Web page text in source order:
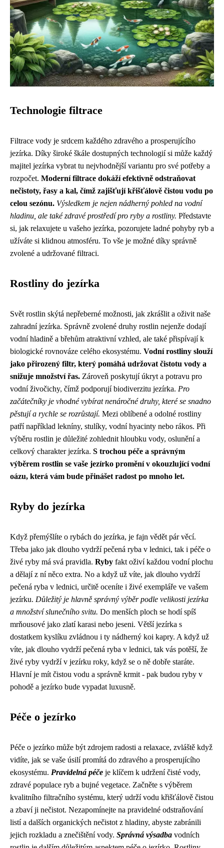
Technologie filtrace
Filtrace vody je srdcem každého zdravého a prosperujícího
jezírka. Díky široké škále dostupných technologií si může každý
majitel jezírka vybrat tu nejvhodnější variantu pro své potřeby a
rozpočet. Moderní filtrace dokáží efektivně odstraňovat
nečistoty, řasy a kal, čímž zajišťují křišťálově čistou vodu po
celou sezónu. Výsledkem je nejen nádherný pohled na vodní
hladinu, ale také zdravé prostředí pro ryby a rostliny. Představte
si, jak relaxujete u vašeho jezírka, pozorujete ladné pohyby ryb a
užíváte si klidnou atmosféru. To vše je možné díky správně
zvolené a udržované filtraci.
Rostliny do jezírka
Svět rostlin skýtá nepřeberné možnosti, jak zkrášlit a oživit naše
zahradní jezírka. Správně zvolené druhy rostlin nejenže dodají
vodní hladině a břehům atraktivní vzhled, ale také přispívají k
biologické rovnováze celého ekosystému. Vodní rostliny slouží
jako přirozený filtr, který pomáhá udržovat čistotu vody a
snižuje množství řas. Zároveň poskytují úkryt a potravu pro
vodní živočichy, čímž podporují biodiverzitu jezírka. Pro
začátečníky je vhodné vybírat nenáročné druhy, které se snadno
pěstují a rychle se rozrůstají. Mezi oblíbené a odolné rostliny
patří například lekníny, stulíky, vodní hyacinty nebo rákos. Při
výběru rostlin je důležité zohlednit hloubku vody, oslunění a
celkový charakter jezírka. S trochou péče a správným
výběrem rostlin se vaše jezírko promění v okouzlující vodní
oázu, která vám bude přinášet radost po mnoho let.
Ryby do jezírka
Když přemýšlíte o rybách do jezírka, je fajn vědět pár věcí.
Třeba jako jak dlouho vydrží pečená ryba v lednici, tak i péče o
živé ryby má svá pravidla. Ryby fakt oživí každou vodní plochu
a dělají z ní něco extra. No a když už víte, jak dlouho vydrží
pečená ryba v lednici, určitě oceníte i živé exempláře ve vašem
jezírku. Důležitý je hlavně správný výběr podle velikosti jezírka
a množství slunečního svitu. Do menších ploch se hodí spíš
mrňousové jako zlatí karasi nebo jeseni. Větší jezírka s
dostatkem kyslíku zvládnou i ty nádherný koi kapry. A když už
víte, jak dlouho vydrží pečená ryba v lednici, tak vás potěší, že
živé ryby vydrží v jezírku roky, když se o ně dobře staráte.
Hlavní je mít čistou vodu a správně krmit - pak budou ryby v
pohodě a jezírko bude vypadat luxusně.
Péče o jezírko
Péče o jezírko může být zdrojem radosti a relaxace, zvláště když
vidíte, jak se vaše úsilí promítá do zdravého a prosperujícího
ekosystému. Pravidelná péče je klíčem k udržení čisté vody,
zdravé populace ryb a bujné vegetace. Začněte s výběrem
kvalitního filtračního systému, který udrží vodu křišťálově čistou
a zbaví ji nečistot. Nezapomínejte na pravidelné odstraňování
listí a dalších organických nečistot z hladiny, abyste zabránili
jejich rozkladu a znečištění vody. Správná výsadba vodních